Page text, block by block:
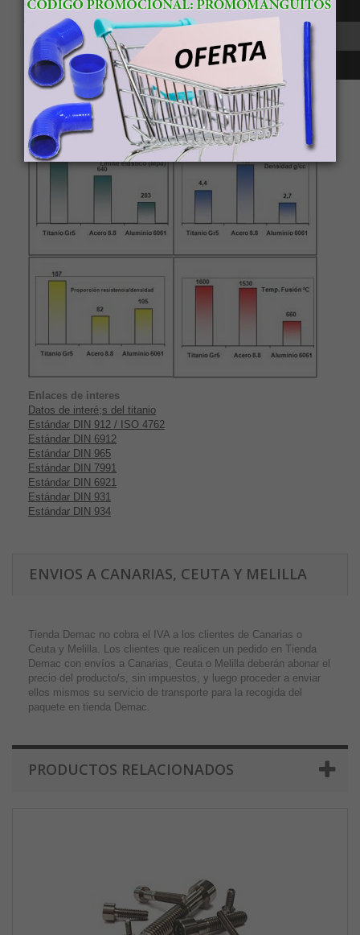
Sólido 1604 °C
Líquido 1660 °C
Transición beta 980 °C
Comparativa
resistencia, densidad, relación resistencia-
densidad y punto de fusión del material Titanio Grado 5 frente al
aluminio 6061 y acero 8.8
Enlaces de interes
Datos de interé;s del titanio
Estándar DIN 912 / ISO 4762
Estándar DIN 6912
Estándar DIN 965
Estándar DIN 7991
Estándar DIN 6921
Estándar DIN 931
Estándar DIN 934
ENVIOS A CANARIAS, CEUTA Y MELILLA
Tienda Demac no cobra el IVA a los clientes de Canarias o
Ceuta y Melilla. Los clientes que realicen un pedido en Tienda
Demac con envíos a Canarias, Ceuta o Melilla deberán abonar el
precio del producto/s, sin impuestos, y luego proceder a enviar
ellos mismos su servicio de transporte para la recogida del
paquete en tienda Demac.
PRODUCTOS RELACIONADOS